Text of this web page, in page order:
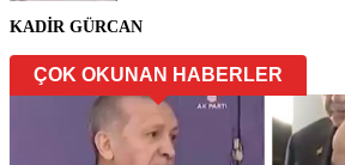
KADİR GÜRCAN
ÇOK OKUNAN HABERLER